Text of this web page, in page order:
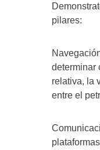
pilares:
determinar
relativa, la
entre el